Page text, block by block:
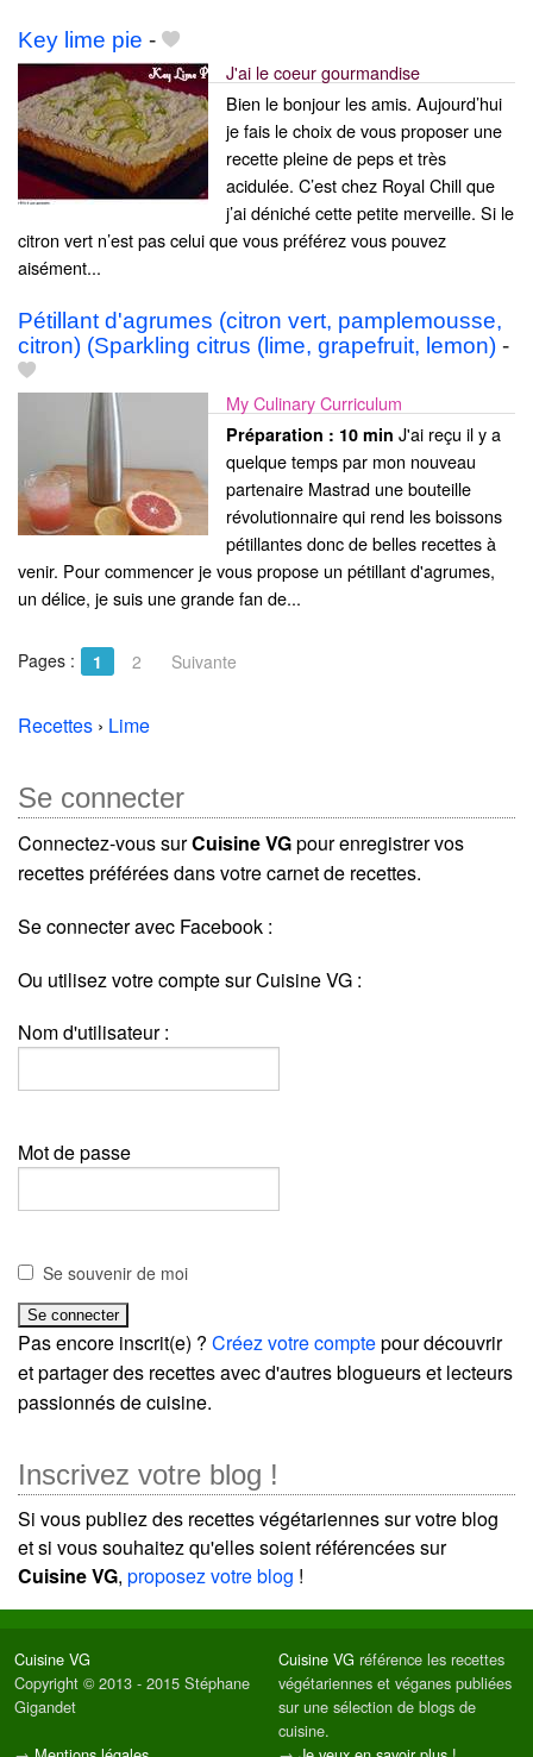
Key lime pie -
J'ai le coeur gourmandise
Bien le bonjour les amis. Aujourd’hui
je fais le choix de vous proposer une
recette pleine de peps et très
acidulée. C’est chez Royal Chill que
j’ai déniché cette petite merveille. Si le
citron vert n’est pas celui que vous préférez vous pouvez
aisément...
Pétillant d'agrumes (citron vert, pamplemousse,
citron) (Sparkling citrus (lime, grapefruit, lemon) -
My Culinary Curriculum
Préparation : 10 min J'ai reçu il y a
quelque temps par mon nouveau
partenaire Mastrad une bouteille
révolutionnaire qui rend les boissons
pétillantes donc de belles recettes à
venir. Pour commencer je vous propose un pétillant d'agrumes,
un délice, je suis une grande fan de...
Pages : 1 2 Suivante
Recettes › Lime
Se connecter
Connectez-vous surCuisine VGpour enregistrer vos
recettes préférées dans votre carnet de recettes.
Se connecter avec Facebook :
Ou utilisez votre compte sur Cuisine VG :
Nom d'utilisateur :
Mot de passe
Se souvenir de moi
Pas encore inscrit(e) ? Créez votre comptepour découvrir
et partager des recettes avec d'autres blogueurs et lecteurs
passionnés de cuisine.
Inscrivez votre blog !
Si vous publiez des recettes végétariennes sur votre blog
et si vous souhaitez qu'elles soient référencées sur
Cuisine VG, proposez votre blog !
Cuisine VG
Copyright © 2013 - 2015 Stéphane
Gigandet
Cuisine VG référence les recettes
végétariennes et véganes publiées
sur une sélection de blogs de
cuisine.